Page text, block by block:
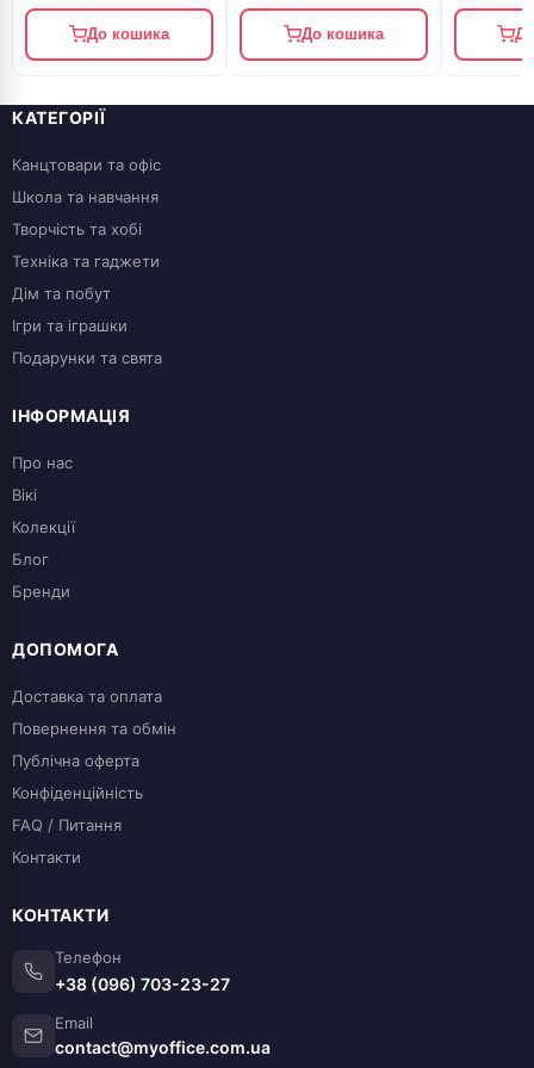
До кошика До кошика
КАТЕГОРІЇ
Канцтовари та офіс
Школа та навчання
Творчість та хобі
Техніка та гаджети
Дім та побут
Ігри та іграшки
Подарунки та свята
ІНФОРМАЦІЯ
Про нас
Вікі
Колекції
Блог
Бренди
ДОПОМОГА
Доставка та оплата
Повернення та обмін
Публічна оферта
Конфіденційність
FAQ / Питання
Контакти
КОНТАКТИ
Телефон
+38 (096) 703-23-27
Email
contact@myoffice.com.ua